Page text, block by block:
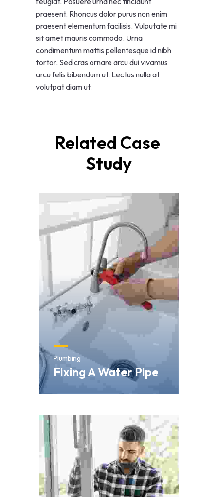
praesent. Rhoncus dolor purus non enim
praesent elementum facilisis. Vulputate mi
sit amet mauris commodo. Urna
condimentum mattis pellentesque id nibh
tortor. Sed cras ornare arcu dui vivamus
arcu felis bibendum ut. Lectus nulla at
volutpat diam ut.
Related Case
Study
Plumbing
Fixing A Water Pipe